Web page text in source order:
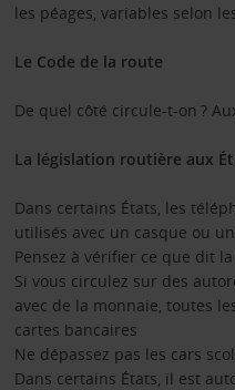
les péages, variables selon
Le Code de la route
De quel côté circule-t-on ?
La législation routière aux
Dans certains États, les
utilisés avec un casque ou
Pensez à vérifier ce que dit
Si vous circulez sur des
avec de la monnaie, toutes
cartes bancaires
Ne dépassez pas les cars
Dans certains États, il est